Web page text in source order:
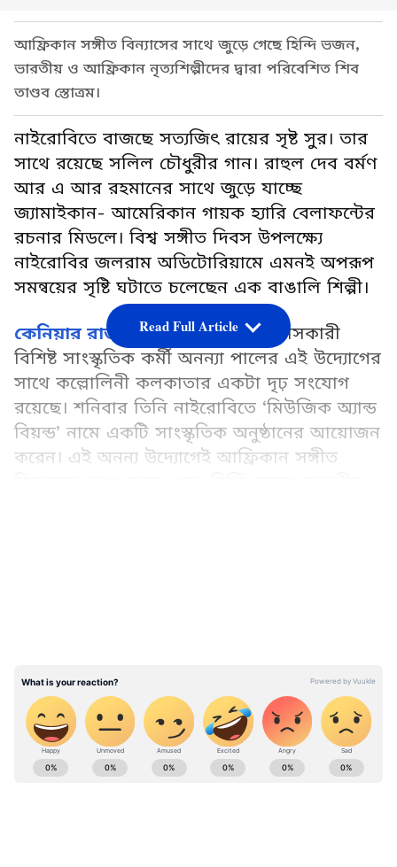
আফ্রিকান সঙ্গীত বিন্যাসের সাথে জুড়ে গেছে হিন্দি ভজন,
ভারতীয় ও আফ্রিকান নৃত্যশিল্পীদের দ্বারা পরিবেশিত শিব
তাণ্ডব স্তোত্রম।
নাইরোবিতে বাজছে সত্যজিৎ রায়ের সৃষ্ট সুর। তার
সাথে রয়েছে সলিল চৌধুরীর গান। রাহুল দেব বর্মণ
আর এ আর রহমানের সাথে জুড়ে যাচ্ছে
জ্যামাইকান- আমেরিকান গায়ক হ্যারি বেলাফন্টের
রচনার মিডলে। বিশ্ব সঙ্গীত দিবস উপলক্ষ্যে
নাইরোবির জলরাম অডিটোরিয়ামে এমনই অপরূপ
সমন্বয়ের সৃষ্টি ঘটাতে চলেছেন এক বাঙালি শিল্পী।
কেনিয়ার রাজধানী নাইরোবিতে বসবাসকারী
বিশিষ্ট সাংস্কৃতিক কর্মী অনন্যা পালের এই উদ্যোগের
সাথে কল্লোলিনী কলকাতার একটা দৃঢ় সংযোগ
রয়েছে। শনিবার তিনি নাইরোবিতে ‘মিউজিক অ্যান্ড
বিয়ন্ড’ নামে একটি সাংস্কৃতিক অনুষ্ঠানের আয়োজন
করেন। এই অনন্য উদ্যোগেই আফ্রিকান সঙ্গীত
সংমিশ্রণ। সেখানে সত্যজিৎ রায়, সলিল চৌধুরী,
রাহুল দেব বর্মণ, এ আর রহমান এবংহ্যারি
বেলাফন্টের সৃষ্টি জুড়ে জুড়ে তৈরি হয়েছিল এক
পরম সুরের সমারোহ।
Read Full Article
ABOUT THE AUTHOR